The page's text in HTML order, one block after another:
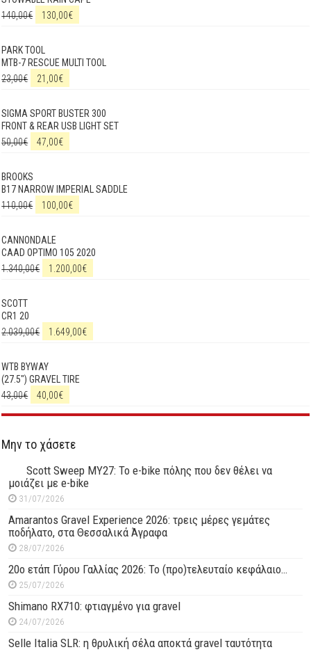
140,00€ 130,00€
PARK TOOL
MTB-7 RESCUE MULTI TOOL
23,00€ 21,00€
SIGMA SPORT BUSTER 300
FRONT & REAR USB LIGHT SET
50,00€ 47,00€
BROOKS
B17 NARROW IMPERIAL SADDLE
110,00€ 100,00€
CANNONDALE
CAAD OPTIMO 105 2020
1.340,00€ 1.200,00€
SCOTT
CR1 20
2.039,00€ 1.649,00€
WTB BYWAY
(27.5") GRAVEL TIRE
43,00€ 40,00€
Μην το χάσετε
Scott Sweep MY27: Το e-bike πόλης που δεν θέλει να
μοιάζει με e-bike
31/07/2026
Amarantos Gravel Experience 2026: τρεις μέρες γεμάτες
ποδήλατο, στα Θεσσαλικά Άγραφα
28/07/2026
20ο ετάπ Γύρου Γαλλίας 2026: Το (προ)τελευταίο κεφάλαιο…
25/07/2026
Shimano RX710: φτιαγμένο για gravel
24/07/2026
Selle Italia SLR: η θρυλική σέλα αποκτά gravel ταυτότητα